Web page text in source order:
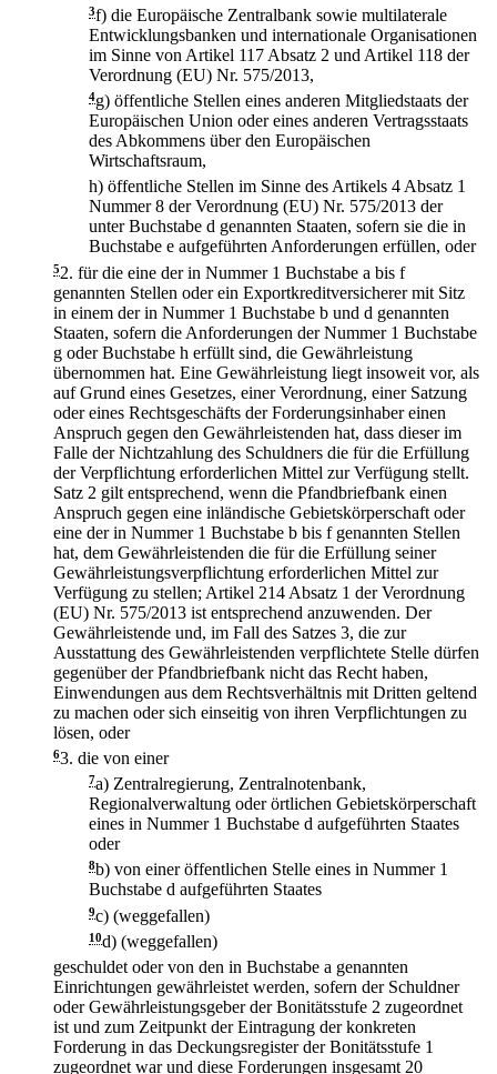
3f) die Europäische Zentralbank sowie multilaterale
Entwicklungsbanken und internationale Organisationen
im Sinne von Artikel 117 Absatz 2 und Artikel 118 der
Verordnung (EU) Nr. 575/2013,
4g) öffentliche Stellen eines anderen Mitgliedstaats der
Europäischen Union oder eines anderen Vertragsstaats
des Abkommens über den Europäischen
Wirtschaftsraum,
h) öffentliche Stellen im Sinne des Artikels 4 Absatz 1
Nummer 8 der Verordnung (EU) Nr. 575/2013 der
unter Buchstabe d genannten Staaten, sofern sie die in
Buchstabe e aufgeführten Anforderungen erfüllen, oder
52. für die eine der in Nummer 1 Buchstabe a bis f
genannten Stellen oder ein Exportkreditversicherer mit Sitz
in einem der in Nummer 1 Buchstabe b und d genannten
Staaten, sofern die Anforderungen der Nummer 1 Buchstabe
g oder Buchstabe h erfüllt sind, die Gewährleistung
übernommen hat. Eine Gewährleistung liegt insoweit vor, als
auf Grund eines Gesetzes, einer Verordnung, einer Satzung
oder eines Rechtsgeschäfts der Forderungsinhaber einen
Anspruch gegen den Gewährleistenden hat, dass dieser im
Falle der Nichtzahlung des Schuldners die für die Erfüllung
der Verpflichtung erforderlichen Mittel zur Verfügung stellt.
Satz 2 gilt entsprechend, wenn die Pfandbriefbank einen
Anspruch gegen eine inländische Gebietskörperschaft oder
eine der in Nummer 1 Buchstabe b bis f genannten Stellen
hat, dem Gewährleistenden die für die Erfüllung seiner
Gewährleistungsverpflichtung erforderlichen Mittel zur
Verfügung zu stellen; Artikel 214 Absatz 1 der Verordnung
(EU) Nr. 575/2013 ist entsprechend anzuwenden. Der
Gewährleistende und, im Fall des Satzes 3, die zur
Ausstattung des Gewährleistenden verpflichtete Stelle dürfen
gegenüber der Pfandbriefbank nicht das Recht haben,
Einwendungen aus dem Rechtsverhältnis mit Dritten geltend
zu machen oder sich einseitig von ihren Verpflichtungen zu
lösen, oder
63. die von einer
7a) Zentralregierung, Zentralnotenbank,
Regionalverwaltung oder örtlichen Gebietskörperschaft
eines in Nummer 1 Buchstabe d aufgeführten Staates
oder
8b) von einer öffentlichen Stelle eines in Nummer 1
Buchstabe d aufgeführten Staates
9c) (weggefallen)
10d) (weggefallen)
geschuldet oder von den in Buchstabe a genannten
Einrichtungen gewährleistet werden, sofern der Schuldner
oder Gewährleistungsgeber der Bonitätsstufe 2 zugeordnet
ist und zum Zeitpunkt der Eintragung der konkreten
Forderung in das Deckungsregister der Bonitätsstufe 1
zugeordnet war und diese Forderungen insgesamt 20